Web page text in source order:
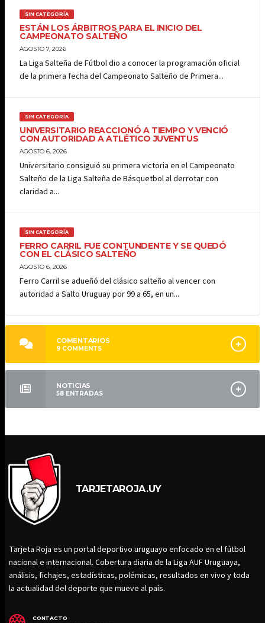
SIN CATEGORÍA
ESTÁN LOS ÁRBITROS PARA EL INICIO DEL
CAMPEONATO SALTEÑO
AGOSTO 7, 2026
La Liga Salteña de Fútbol dio a conocer la programación oficial
de la primera fecha del Campeonato Salteño de Primera...
SIN CATEGORÍA
UNIVERSITARIO REACCIONÓ A TIEMPO Y VENCIÓ
CON AUTORIDAD A ATLÉTICO JUVENTUS
AGOSTO 6, 2026
Universitario consiguió su primera victoria en el Campeonato
Salteño de la Liga Salteña de Básquetbol al derrotar con
claridad a...
SIN CATEGORÍA
FERRO CARRIL FUE CONTUNDENTE Y SE QUEDÓ
CON EL CLÁSICO SALTEÑO
AGOSTO 6, 2026
Ferro Carril se adueñó del clásico salteño al vencer con
autoridad a Salto Uruguay por 99 a 65, en un...
COMENTARIOS
9 COMMENTS
NOTICIAS
58 ENTRADAS
TARJETAROJA.UY
Tarjeta Roja es un portal deportivo uruguayo enfocado en el fútbol
nacional e internacional. Cobertura diaria de la Liga AUF Uruguaya,
análisis, fichajes, estadísticas, polémicas, resultados en vivo y toda
la actualidad del deporte que mueve al país.
CONTACTO